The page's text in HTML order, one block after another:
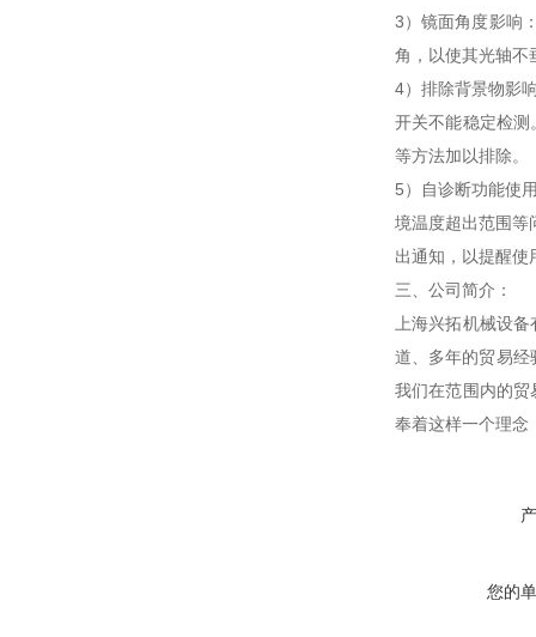
3）镜面角度影响
角，以使其光轴不
4）排除背景物影
开关不能稳定检
等方法加以排除。
5）自诊断功能使
境温度超出范围等
出通知，以提醒使
三、公司简介：
上海兴拓机械设
道、多年的贸易经
我们在范围内的
奉着这样一个理念
您的